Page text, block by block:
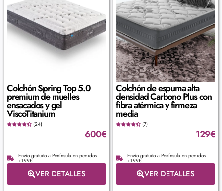
Colchón Spring Top 5.0
premium de muelles
ensacados y gel
ViscoTitanium
(24)
600€
Envío gratuito a Península en pedidos
+199€
VER DETALLES
Colchón de espuma alta
densidad Carbono Plus con
fibra atérmica y firmeza
media
(7)
129€
Envío gratuito a Península en pedidos
+199€
VER DETALLES